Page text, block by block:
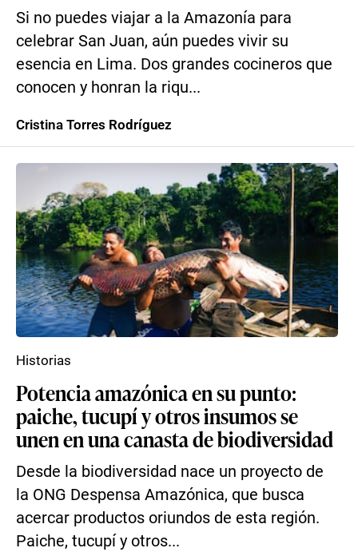
Si no puedes viajar a la Amazonía para
celebrar San Juan, aún puedes vivir su
esencia en Lima. Dos grandes cocineros que
conocen y honran la riqu...
Cristina Torres Rodríguez
Potencia amazónica en su punto:
paiche, tucupí y otros insumos se
unen en una canasta de biodiversidad
Desde la biodiversidad nace un proyecto de
la ONG Despensa Amazónica, que busca
acercar productos oriundos de esta región.
Paiche, tucupí y otros...
Historias